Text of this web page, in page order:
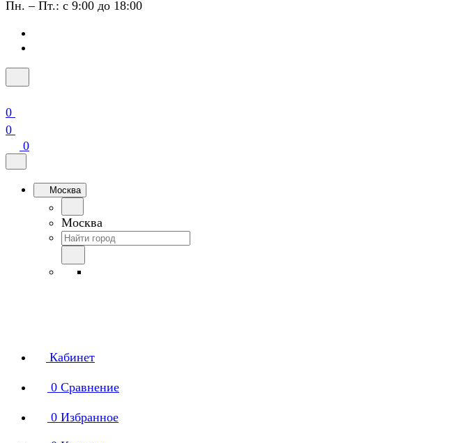
Пн. – Пт.: с 9:00 до 18:00
0
0
0
Москва
Москва
Кабинет
0 Сравнение
0 Избранное